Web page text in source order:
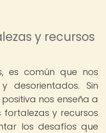
y recursos
es común que nos
desorientados. Sin
nos enseña a
y recursos
los desafíos que